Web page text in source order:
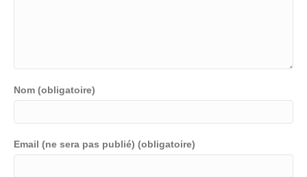
Nom (obligatoire)
Email (ne sera pas publié) (obligatoire)